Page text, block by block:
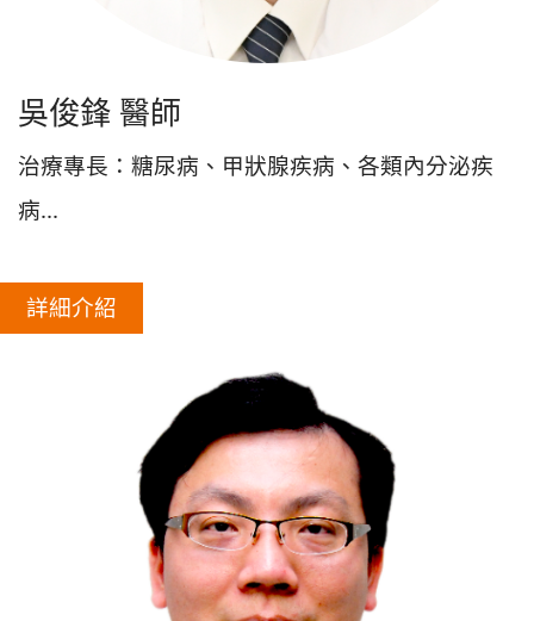
吳俊鋒 醫師
治療專長：糖尿病、甲狀腺疾病、各類內分泌疾
病...
詳細介紹